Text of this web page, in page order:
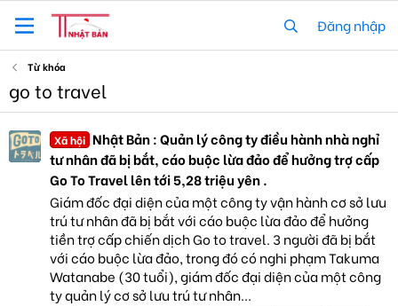
Đăng nhập
Từ khóa
go to travel
Xã hội Nhật Bản : Quản lý công ty điều hành nhà nghỉ
tư nhân đã bị bắt, cáo buộc lừa đảo để hưởng trợ cấp
Go To Travel lên tới 5,28 triệu yên .
Giám đốc đại diện của một công ty vận hành cơ sở lưu
trú tư nhân đã bị bắt với cáo buộc lừa đảo để hưởng
tiền trợ cấp chiến dịch Go to travel. 3 người đã bị bắt
với cáo buộc lừa đảo, trong đó có nghi phạm Takuma
Watanabe (30 tuổi), giám đốc đại diện của một công
ty quản lý cơ sở lưu trú tư nhân...